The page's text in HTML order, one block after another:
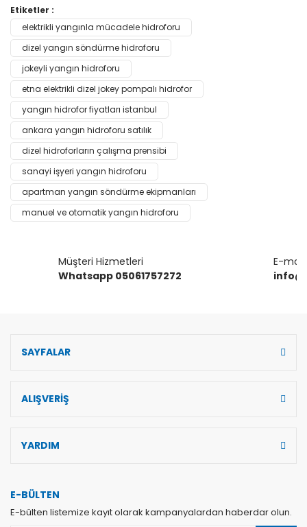
Bu ürüne ilk yorumu siz yapın!
Bu ürünün fiyat bilgisi, resim, ürün açıklamalarında ve diğer
konularda yetersiz gördüğünüz noktaları öneri formunu
kullanarak tarafımıza iletebilirsiniz.
Görüş ve önerileriniz için teşekkür ederiz.
Ürün resmi kalitesiz, bozuk veya görüntülenemiyor.
Ürün açıklamasında eksik bilgiler bulunuyor.
Ürün bilgilerinde hatalar bulunuyor.
Ürün fiyatı diğer sitelerden daha pahalı.
Bu ürüne benzer farklı alternatifler olmalı.
Etiketler :
elektrikli yangınla mücadele hidroforu
dizel yangın söndürme hidroforu
jokeyli yangın hidroforu
etna elektrikli dizel jokey pompalı hidrofor
yangın hidrofor fiyatları istanbul
ankara yangın hidroforu satılık
dizel hidroforların çalışma prensibi
sanayi işyeri yangın hidroforu
apartman yangın söndürme ekipmanları
manuel ve otomatik yangın hidroforu
Müşteri Hizmetleri
Whatsapp 05061757272
E-mail
SAYFALAR
ALIŞVERİŞ
YARDIM
E-BÜLTEN
E-bülten listemize kayıt olarak kampanyalardan haberdar olun.